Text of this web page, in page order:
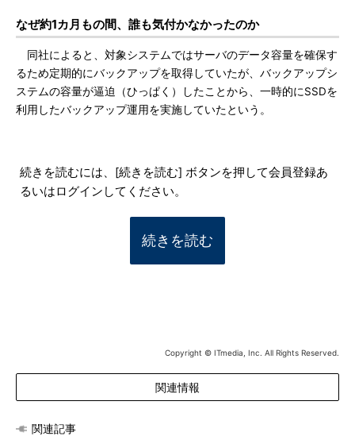
なぜ約1カ月もの間、誰も気付かなかったのか
同社によると、対象システムではサーバのデータ容量を確保す
るため定期的にバックアップを取得していたが、バックアップシ
ステムの容量が逼迫（ひっぱく）したことから、一時的にSSDを
利用したバックアップ運用を実施していたという。
続きを読むには、[続きを読む] ボタンを押して会員登録あ
るいはログインしてください。
続きを読む
Copyright © ITmedia, Inc. All Rights Reserved.
関連情報
関連記事